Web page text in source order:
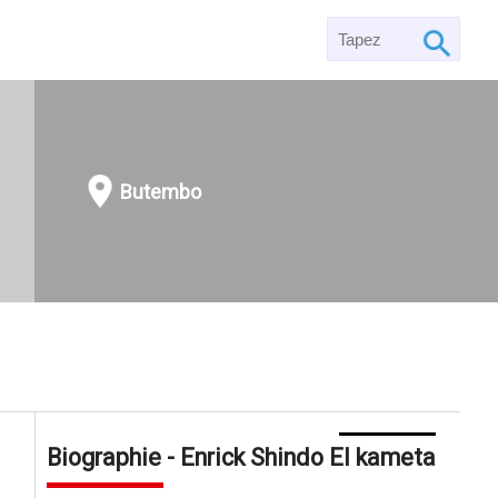
Butembo
Biographie - Enrick Shindo El kameta